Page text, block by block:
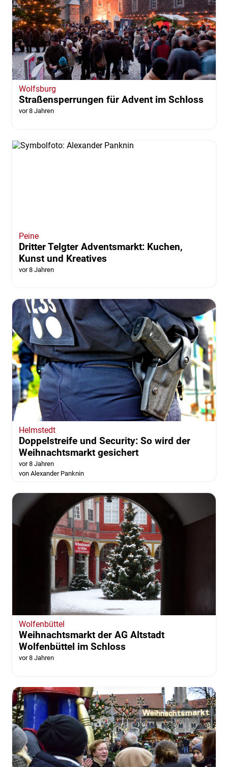
Wolfsburg
Straßensperrungen für Advent im Schloss
vor 8 Jahren
Peine
Dritter Telgter Adventsmarkt: Kuchen,
Kunst und Kreatives
vor 8 Jahren
Helmstedt
Doppelstreife und Security: So wird der
Weihnachtsmarkt gesichert
vor 8 Jahren
von Alexander Panknin
Wolfenbüttel
Weihnachtsmarkt der AG Altstadt
Wolfenbüttel im Schloss
vor 8 Jahren